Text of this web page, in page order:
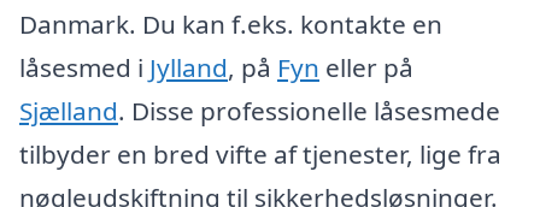
Danmark. Du kan f.eks. kontakte en
låsesmed i Jylland, på Fyn eller på
Sjælland. Disse professionelle låsesmede
tilbyder en bred vifte af tjenester, lige fra
nøgleudskiftning til sikkerhedsløsninger.